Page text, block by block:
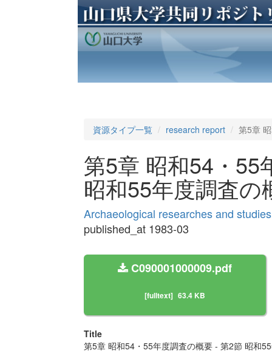
資源タイプ一覧 research report 第5章
第5章 昭和54・55
昭和55年度調査の
Archaeological researches and
published_at 1983-03
C090001000009.pdf
[fulltext] 63.4 KB
Title
第5章 昭和54・55年度調査の概要 - 第2節 昭和